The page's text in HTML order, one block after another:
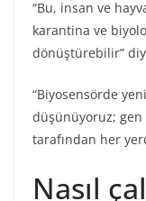
“Bu, insan ve
karantina ve
dönüştürebilir”
“Biyosensörde
düşünüyoruz; gen
tarafından her
Nasıl